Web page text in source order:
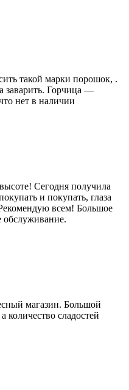
такой марки порошок, .
заварить. Горчица —
нет в наличии
Сегодня получила
и покупать, глаза
всем! Большое
обслуживание.
магазин. Большой
количество сладостей